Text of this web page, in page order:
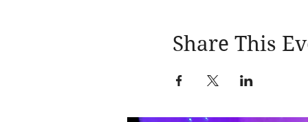
Share This